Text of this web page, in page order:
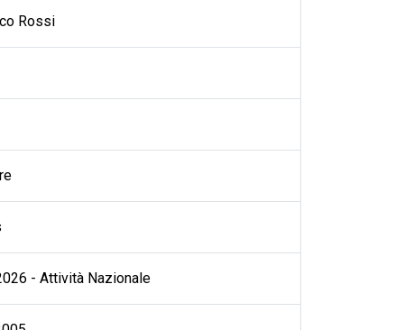
Rossi
- Attività Nazionale